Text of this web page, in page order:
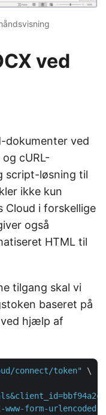
ved
dokumenter ved
cURL-
script-løsning til
ikke kun
Cloud i forskellige
også
HTML til
tilgang skal vi
baseret på
hjælp af
connect/token"
\
form-urlencoded"